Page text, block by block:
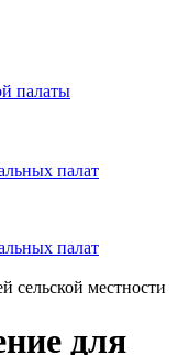
палаты
палат
палат
сельской местности
для